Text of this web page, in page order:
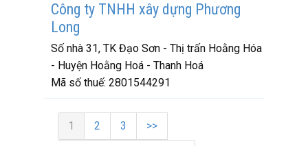
Công ty TNHH xây dựng Phương
Long
Số nhà 31, TK Đạo Sơn - Thị trấn Hoằng Hóa
- Huyện Hoằng Hoá - Thanh Hoá
Mã số thuế: 2801544291
1 2 3 >>